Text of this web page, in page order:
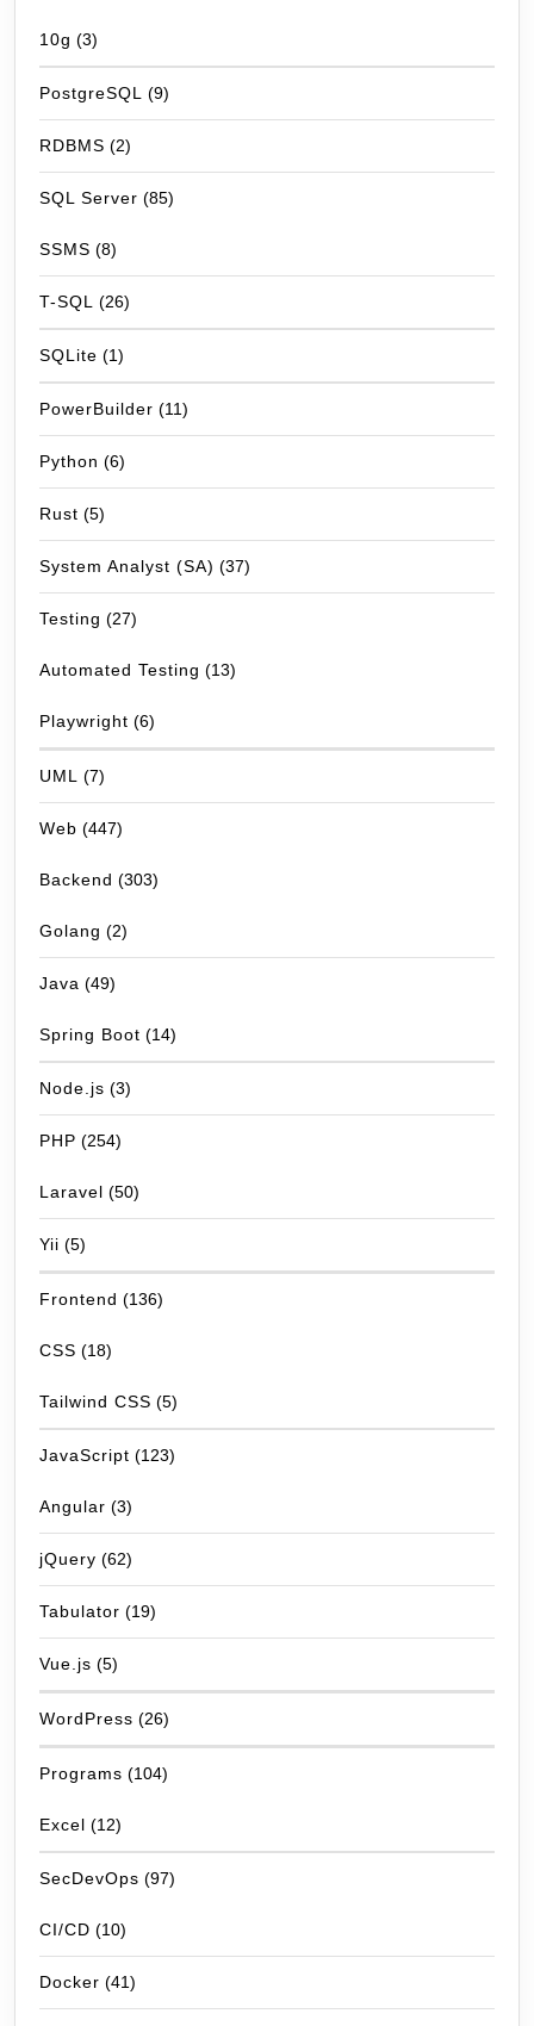
10g (3)
PostgreSQL (9)
RDBMS (2)
SQL Server (85)
SSMS (8)
T-SQL (26)
SQLite (1)
PowerBuilder (11)
Python (6)
Rust (5)
System Analyst (SA) (37)
Testing (27)
Automated Testing (13)
Playwright (6)
UML (7)
Web (447)
Backend (303)
Golang (2)
Java (49)
Spring Boot (14)
Node.js (3)
PHP (254)
Laravel (50)
Yii (5)
Frontend (136)
CSS (18)
Tailwind CSS (5)
JavaScript (123)
Angular (3)
jQuery (62)
Tabulator (19)
Vue.js (5)
WordPress (26)
Programs (104)
Excel (12)
SecDevOps (97)
CI/CD (10)
Docker (41)